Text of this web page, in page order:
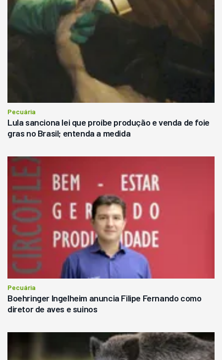
Pecuária
Lula sanciona lei que proíbe produção e venda de foie
gras no Brasil; entenda a medida
Pecuária
Boehringer Ingelheim anuncia Filipe Fernando como
diretor de aves e suinos